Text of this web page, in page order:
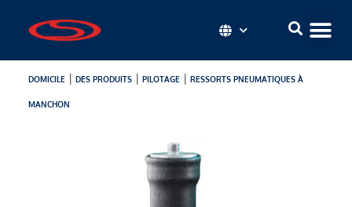
DOMICILE | DES PRODUITS| PILOTAGE | RESSORTS PNEUMATIQUES À
MANCHON